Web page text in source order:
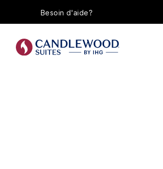
Besoin d'aide?